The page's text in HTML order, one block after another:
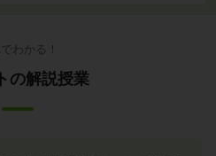
わかる！
の解説授業